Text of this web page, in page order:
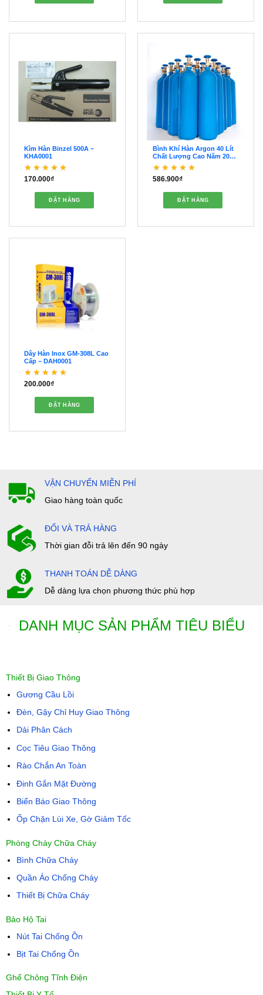
Kìm Hàn Binzel 500A –
KHA0001
Được xếp hạng
170.000₫
ĐẶT HÀNG
Bình Khí Hàn Argon 40 Lít
Chất Lượng Cao Năm 2024
– KHH0001
Được xếp hạng
586.900₫
ĐẶT HÀNG
Dây Hàn Inox GM-308L Cao
Cấp – DAH0001
Được xếp hạng
200.000₫
ĐẶT HÀNG
VẬN CHUYỂN MIỄN PHÍ
Giao hàng toàn quốc
ĐỔI VÀ TRẢ HÀNG
Thời gian đỗi trả lên đến 90 ngày
THANH TOÁN DỄ DÀNG
Dễ dàng lựa chọn phương thức phù hợp
DANH MỤC SẢN PHẨM TIÊU BIỂU
Thiết Bị Giao Thông
Gương Cầu Lồi
Đèn, Gậy Chỉ Huy Giao Thông
Dải Phân Cách
Cọc Tiêu Giao Thông
Rào Chắn An Toàn
Đinh Gắn Mặt Đường
Biển Báo Giao Thông
Ốp Chặn Lùi Xe, Gờ Giảm Tốc
Phòng Cháy Chữa Cháy
Bình Chữa Cháy
Quần Áo Chống Cháy
Thiết Bị Chữa Cháy
Bảo Hộ Tai
Nút Tai Chống Ồn
Bịt Tai Chống Ồn
Ghế Chông Tĩnh Điện